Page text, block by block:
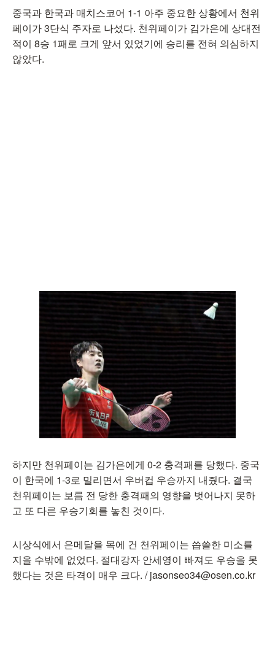
중국과 한국과 매치스코어 1-1 아주 중요한 상황에서 천위
페이가 3단식 주자로 나섰다. 천위페이가 김가은에 상대전
적이 8승 1패로 크게 앞서 있었기에 승리를 전혀 의심하지
않았다.
하지만 천위페이는 김가은에게 0-2 충격패를 당했다. 중국
이 한국에 1-3로 밀리면서 우버컵 우승까지 내줬다. 결국
천위페이는 보름 전 당한 충격패의 영향을 벗어나지 못하
고 또 다른 우승기회를 놓친 것이다.
시상식에서 은메달을 목에 건 천위페이는 씁쓸한 미소를
지을 수밖에 없었다. 절대강자 안세영이 빠져도 우승을 못
했다는 것은 타격이 매우 크다. / jasonseo34@osen.co.kr